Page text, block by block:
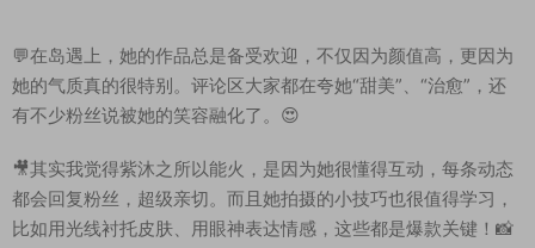
💬在岛遇上，她的作品总是备受欢迎，不仅因为颜值高，更因为
她的气质真的很特别。评论区大家都在夸她“甜美”、“治愈”，还
有不少粉丝说被她的笑容融化了。😍
🎥其实我觉得紫沐之所以能火，是因为她很懂得互动，每条动态
都会回复粉丝，超级亲切。而且她拍摄的小技巧也很值得学习，
比如用光线衬托皮肤、用眼神表达情感，这些都是爆款关键！📸